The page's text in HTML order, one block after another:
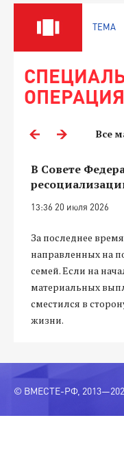
ТЕМА
Все
В Совете
13:36 20 июля 2026
За последнее
направленных на
семей. Если на
материальных
сместился в
жизни.
© ВМЕСТЕ-РФ,